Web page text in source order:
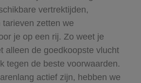
vertrektijden,
zetten we
je op een rij. Zo weet je
alleen de goedkoopste vlucht
tegen de beste voorwaarden.
actief zijn, hebben we